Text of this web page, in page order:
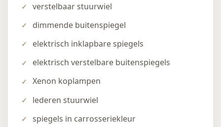
verstelbaar stuurwiel
dimmende buitenspiegel
elektrisch inklapbare spiegels
elektrisch verstelbare buitenspiegels
Xenon koplampen
lederen stuurwiel
spiegels in carrosseriekleur